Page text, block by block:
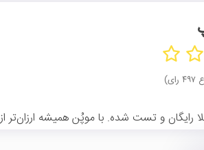
و تست شده. با موپُن همیشه ارزان‌تر